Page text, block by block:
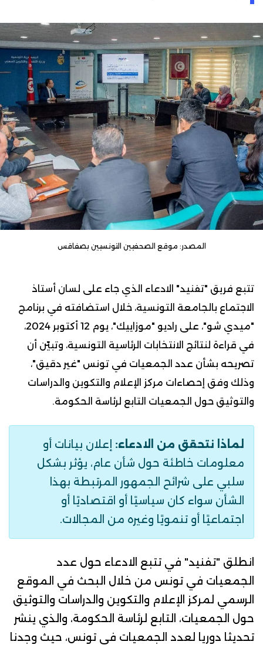
المصدر: موقع الصحفيين التونسيين بصفاقس
تتبع فريق "تفنيد" الادعاء الذي جاء على لسان أستاذ
الاجتماع بالجامعة التونسية، خلال استضافته في برنامج
"ميدي شو"، على راديو "موزاييك"، يوم 12 أكتوبر 2024،
في قراءة لنتائج الانتخابات الرئاسية التونسية، وتبيّن أن
تصريحه بشأن عدد الجمعيات في تونس "غير دقيق"،
وذلك وفق إحصاءات مركز الإعلام والتكوين والدراسات
والتوثيق حول الجمعيات التابع لرئاسة الحكومة.
لماذا نتحقق من الادعاء: إعلان بيانات أو
معلومات خاطئة حول شأن عام، يؤثر بشكل
سلبي على شرائح الجمهور المرتبطة بهذا
الشأن سواء كان سياسيًا أو اقتصاديًا أو
اجتماعيًا أو تنمويًا وغيره من المجالات.
انطلق "تفنيد" في تتبع الادعاء حول عدد
الجمعيات في تونس من خلال البحث في الموقع
الرسمي لمركز الإعلام والتكوين والدراسات والتوثيق
حول الجمعيات، التابع لرئاسة الحكومة، والذي ينشر
تحديثا دوريا لعدد الجمعيات في تونس، حيث وجدنا